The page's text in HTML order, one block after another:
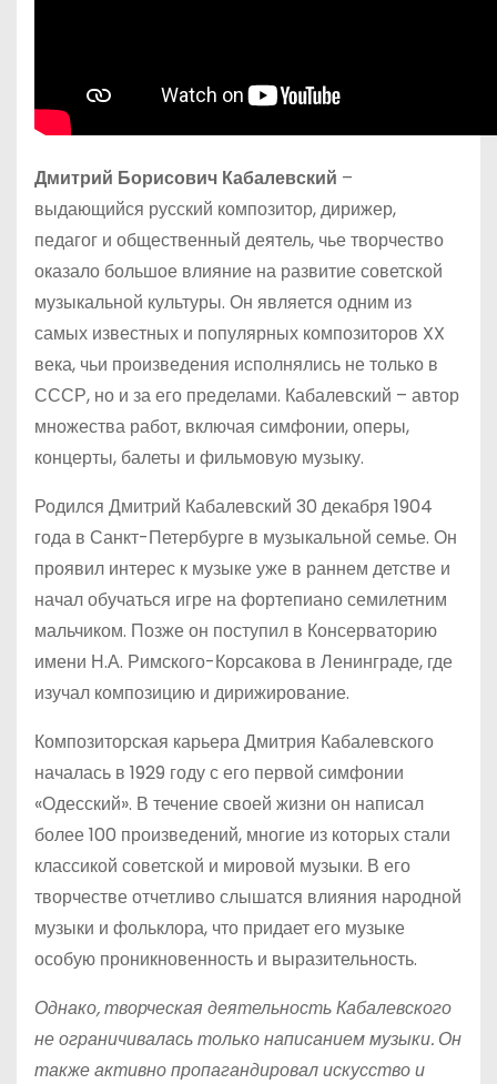
Дмитрий Борисович Кабалевский –
выдающийся русский композитор, дирижер,
педагог и общественный деятель, чье творчество
оказало большое влияние на развитие советской
музыкальной культуры. Он является одним из
самых известных и популярных композиторов XX
века, чьи произведения исполнялись не только в
СССР, но и за его пределами. Кабалевский – автор
множества работ, включая симфонии, оперы,
концерты, балеты и фильмовую музыку.
Родился Дмитрий Кабалевский 30 декабря 1904
года в Санкт-Петербурге в музыкальной семье. Он
проявил интерес к музыке уже в раннем детстве и
начал обучаться игре на фортепиано семилетним
мальчиком. Позже он поступил в Консерваторию
имени Н.А. Римского-Корсакова в Ленинграде, где
изучал композицию и дирижирование.
Композиторская карьера Дмитрия Кабалевского
началась в 1929 году с его первой симфонии
«Одесский». В течение своей жизни он написал
более 100 произведений, многие из которых стали
классикой советской и мировой музыки. В его
творчестве отчетливо слышатся влияния народной
музыки и фольклора, что придает его музыке
особую проникновенность и выразительность.
Однако, творческая деятельность Кабалевского
не ограничивалась только написанием музыки. Он
также активно пропагандировал искусство и